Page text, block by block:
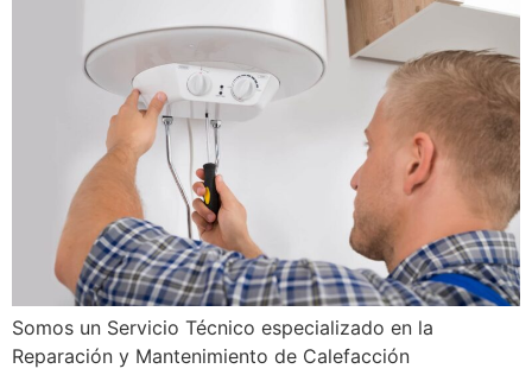
Somos un Servicio Técnico especializado en la
Reparación y Mantenimiento de Calefacción